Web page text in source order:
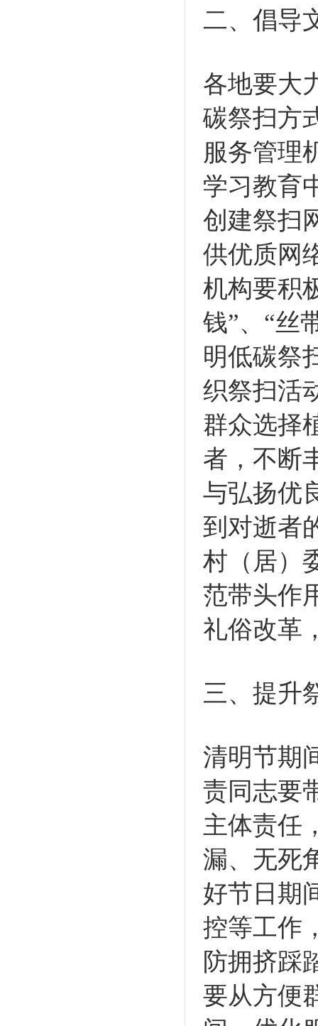
二、倡导
各地要大
碳祭扫方
服务管理
学习教育
创建祭扫
供优质网
机构要积
钱”、“丝
明低碳祭
织祭扫活
群众选择
者，不断
与弘扬优
到对逝者
村（居）
范带头作
礼俗改革
三、提升
清明节期
责同志要
主体责任
漏、无死
好节日期
控等工作
防拥挤踩
要从方便